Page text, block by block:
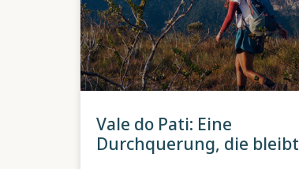
Vale do Pati: Eine
Durchquerung, die bleibt